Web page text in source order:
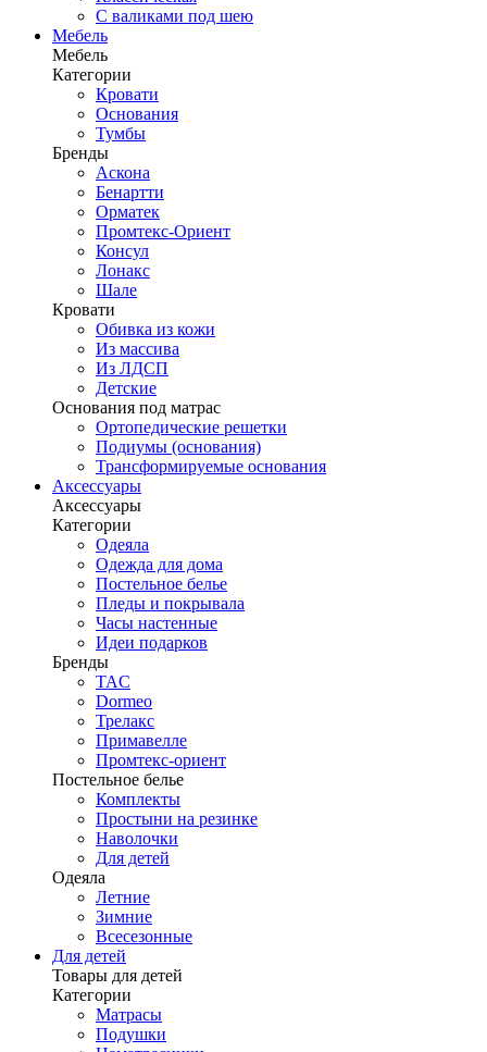
С валиками под шею
Мебель
Мебель
Категории
Кровати
Основания
Тумбы
Бренды
Аскона
Бенартти
Орматек
Промтекс-Ориент
Консул
Лонакс
Шале
Кровати
Обивка из кожи
Из массива
Из ЛДСП
Детские
Основания под матрас
Ортопедические решетки
Подиумы (основания)
Трансформируемые основания
Аксессуары
Аксессуары
Категории
Одеяла
Одежда для дома
Постельное белье
Пледы и покрывала
Часы настенные
Идеи подарков
Бренды
TAC
Dormeo
Трелакс
Примавелле
Промтекс-ориент
Постельное белье
Комплекты
Простыни на резинке
Наволочки
Для детей
Одеяла
Летние
Зимние
Всесезонные
Для детей
Товары для детей
Категории
Матрасы
Подушки